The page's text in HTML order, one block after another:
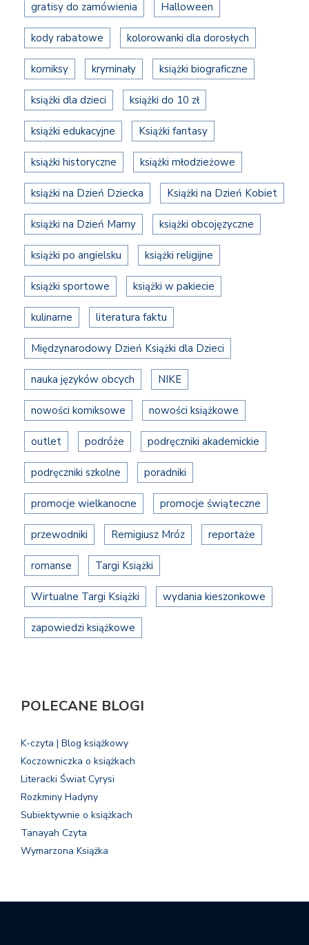
gratisy do zamówienia Halloween
kody rabatowe kolorowanki dla dorosłych
komiksy kryminały książki biograficzne
książki dla dzieci książki do 10 zł
książki edukacyjne Książki fantasy
książki historyczne książki młodzieżowe
książki na Dzień Dziecka Książki na Dzień Kobiet
książki na Dzień Mamy książki obcojęzyczne
książki po angielsku książki religijne
książki sportowe książki w pakiecie
kulinarne literatura faktu
Międzynarodowy Dzień Książki dla Dzieci
nauka języków obcych NIKE
nowości komiksowe nowości książkowe
outlet podróże podręczniki akademickie
podręczniki szkolne poradniki
promocje wielkanocne promocje świąteczne
przewodniki Remigiusz Mróz reportaże
romanse Targi Książki
Wirtualne Targi Książki wydania kieszonkowe
zapowiedzi książkowe
POLECANE BLOGI
K-czyta | Blog książkowy
Koczowniczka o książkach
Literacki Świat Cyrysi
Rozkminy Hadyny
Subiektywnie o książkach
Tanayah Czyta
Wymarzona Książka